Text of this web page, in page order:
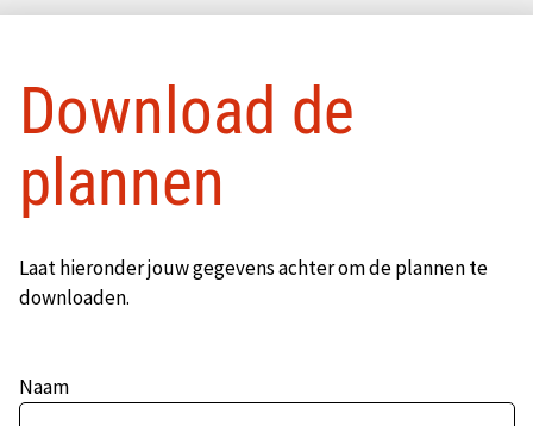
Download de
plannen
Laat hieronder jouw gegevens achter om de plannen te
downloaden.
Naam